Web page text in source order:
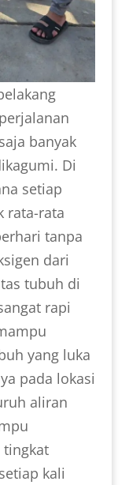
banyak
Di
setiap
rata-rata
tanpa
dari
tubuh di
rapi
yang luka
pada lokasi
aliran
tingkat
kali